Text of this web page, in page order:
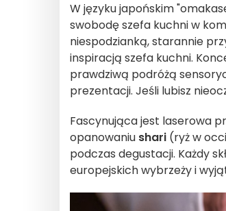
W języku japońskim
swobodę szefa kuchni w
niespodzianką, starannie
inspiracją szefa kuchni.
prawdziwą podróżą
prezentacji. Jeśli lubisz
Fascynująca jest laserowa
opanowaniu shari (ryż w
podczas degustacji. Każdy
europejskich wybrzeży i